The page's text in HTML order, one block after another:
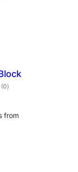
(0valoraciones
en
)
from